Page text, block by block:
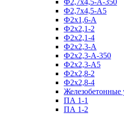
Ф2,7х4,5-А5
Ф2х1,6-А
Ф2х2,1-2
Ф2х2,1-4
Ф2х2,3-А
Ф2х2,3-А-350
Ф2х2,3-А5
Ф2х2,8-2
Ф2х2,8-4
Железобетонные
ПА 1-1
ПА 1-2